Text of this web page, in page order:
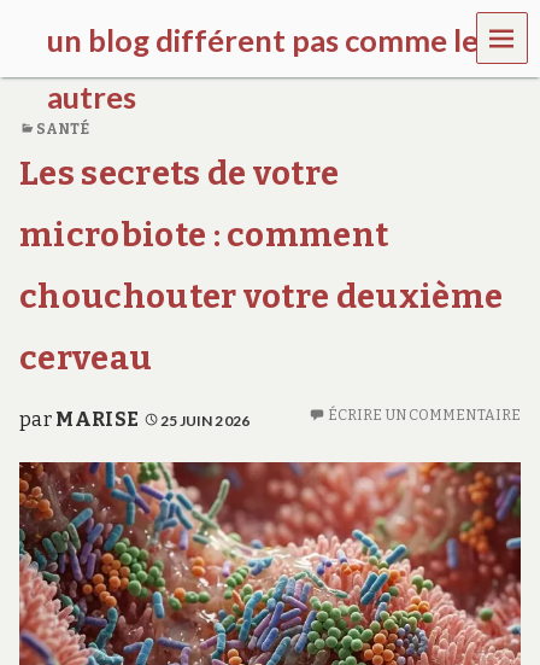
un blog différent pas comme les
autres
d
c
h
l
d
e
n
o
g
MEN
U
SANTÉ
Les secrets de votre
microbiote : comment
chouchouter votre deuxième
cerveau
par MARISE 25 JUIN 2026 ÉCRIRE UN COMMENTAIRE